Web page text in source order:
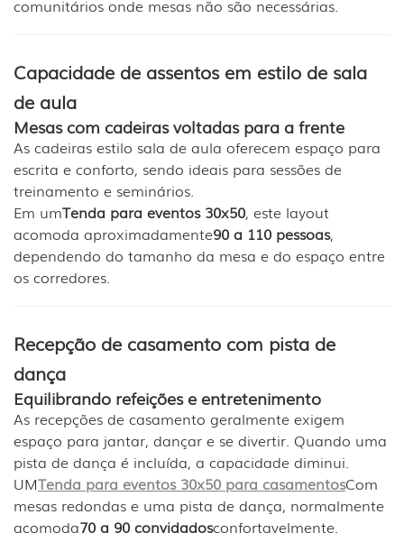
comunitários onde mesas não são necessárias.
Capacidade de assentos em estilo de sala
de aula
Mesas com cadeiras voltadas para a frente
As cadeiras estilo sala de aula oferecem espaço para
escrita e conforto, sendo ideais para sessões de
treinamento e seminários.
Em umTenda para eventos 30x50, este layout
acomoda aproximadamente90 a 110 pessoas,
dependendo do tamanho da mesa e do espaço entre
os corredores.
Recepção de casamento com pista de
dança
Equilibrando refeições e entretenimento
As recepções de casamento geralmente exigem
espaço para jantar, dançar e se divertir. Quando uma
pista de dança é incluída, a capacidade diminui.
UMTenda para eventos 30x50 para casamentosCom
mesas redondas e uma pista de dança, normalmente
acomoda70 a 90 convidadosconfortavelmente.